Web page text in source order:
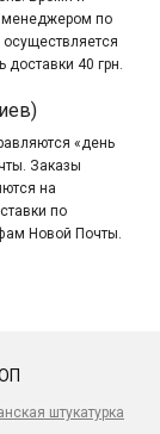
менеджером по
доставки 40 грн.
«день
Заказы
на
по
Новой Почты.
штукатурка